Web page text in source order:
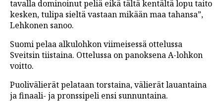
tavalla dominoinut peliä eikä tältä kentältä lopu taito
kesken, tulipa sieltä vastaan mikään maa tahansa”,
Lehkonen sanoo.
Suomi pelaa alkulohkon viimeisessä ottelussa
Sveitsin tiistaina. Ottelussa on panoksena A-lohkon
voitto.
Puolivälierät pelataan torstaina, välierät lauantaina
ja finaali- ja pronssipeli ensi sunnuntaina.